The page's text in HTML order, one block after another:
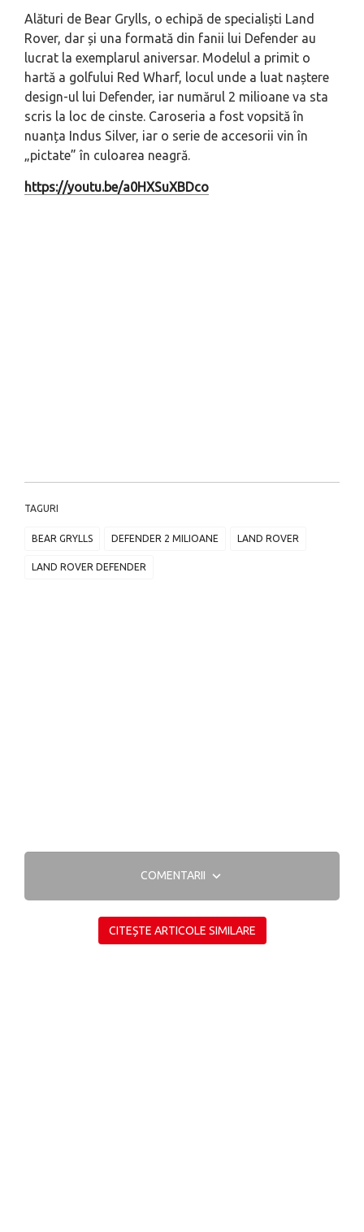
Alături de Bear Grylls, o echipă de specialiști Land
Rover, dar și una formată din fanii lui Defender au
lucrat la exemplarul aniversar. Modelul a primit o
hartă a golfului Red Wharf, locul unde a luat naștere
design-ul lui Defender, iar numărul 2 milioane va sta
scris la loc de cinste. Caroseria a fost vopsită în
nuanța Indus Silver, iar o serie de accesorii vin în
„pictate” în culoarea neagră.
https://youtu.be/a0HXSuXBDco
TAGURI
BEAR GRYLLS DEFENDER 2 MILIOANE LAND ROVER
LAND ROVER DEFENDER
COMENTARII
CITEȘTE ARTICOLE SIMILARE